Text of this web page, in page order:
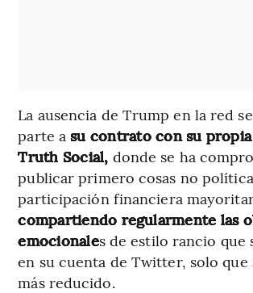
La ausencia de Trump en la red
parte asu contrato con su
Truth Social, donde se ha
publicar primero cosas no
participación financiera
compartiendo regularmente las
emocionales de estilo rancio que
en su cuenta de Twitter, solo
más reducido.